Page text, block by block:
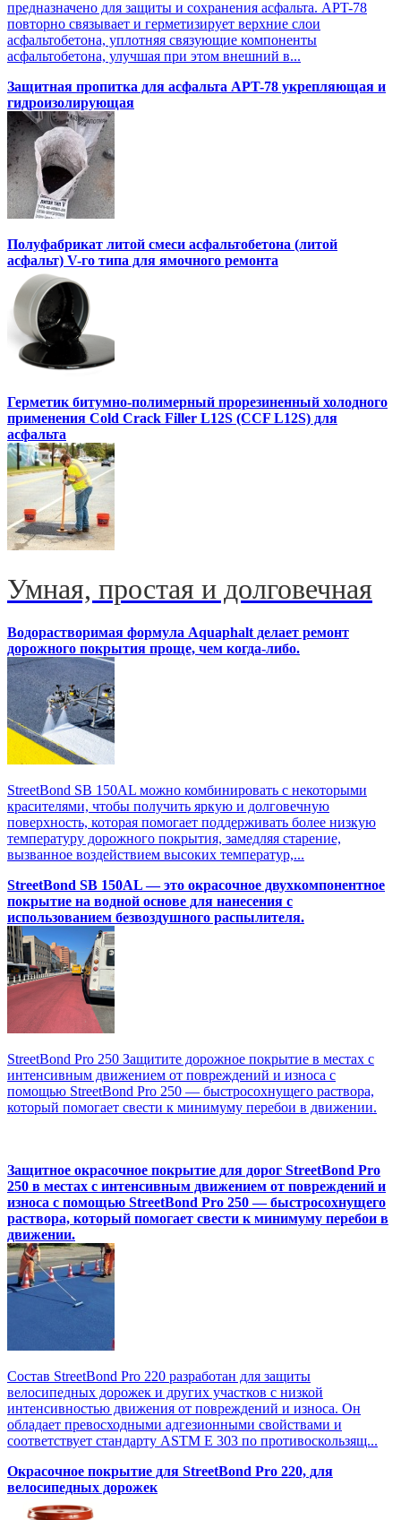
предназначено для защиты и сохранения асфальта. APT-78
повторно связывает и герметизирует верхние слои
асфальтобетона, уплотняя связующие компоненты
асфальтобетона, улучшая при этом внешний в...
Защитная пропитка для асфальта APT-78 укрепляющая и
гидроизолирующая
Полуфабрикат литой смеси асфальтобетона (литой
асфальт) V-го типа для ямочного ремонта
Герметик битумно-полимерный прорезиненный холодного
применения Cold Crack Filler L12S (ССF L12S) для
асфальта
Умная, простая и долговечная
Водорастворимая формула Aquaphalt делает ремонт
дорожного покрытия проще, чем когда-либо.
StreetBond SB 150AL можно комбинировать с некоторыми
красителями, чтобы получить яркую и долговечную
поверхность, которая помогает поддерживать более низкую
температуру дорожного покрытия, замедляя старение,
вызванное воздействием высоких температур,...
StreetBond SB 150AL — это окрасочное двухкомпонентное
покрытие на водной основе для нанесения с
использованием безвоздушного распылителя.
StreetBond Pro 250 Защитите дорожное покрытие в местах с
интенсивным движением от повреждений и износа с
помощью StreetBond Pro 250 — быстросохнущего раствора,
который помогает свести к минимуму перебои в движении.
Защитное окрасочное покрытие для дорог StreetBond Pro
250 в местах с интенсивным движением от повреждений и
износа с помощью StreetBond Pro 250 — быстросохнущего
раствора, который помогает свести к минимуму перебои в
движении.
Состав StreetBond Pro 220 разработан для защиты
велосипедных дорожек и других участков с низкой
интенсивностью движения от повреждений и износа. Он
обладает превосходными адгезионными свойствами и
соответствует стандарту ASTM E 303 по противоскользящ...
Окрасочное покрытие для StreetBond Pro 220, для
велосипедных дорожек